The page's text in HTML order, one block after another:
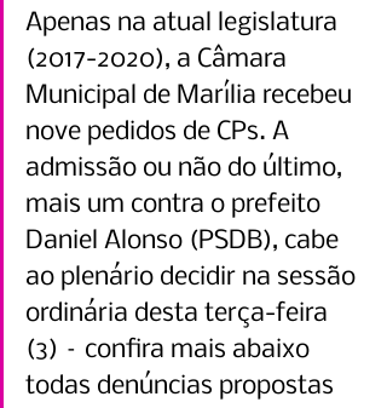
Apenas na atual legislatura
(2017-2020), a Câmara
Municipal de Marília recebeu
nove pedidos de CPs. A
admissão ou não do último,
mais um contra o prefeito
Daniel Alonso (PSDB), cabe
ao plenário decidir na sessão
ordinária desta terça-feira
(3) – confira mais abaixo
todas denúncias propostas